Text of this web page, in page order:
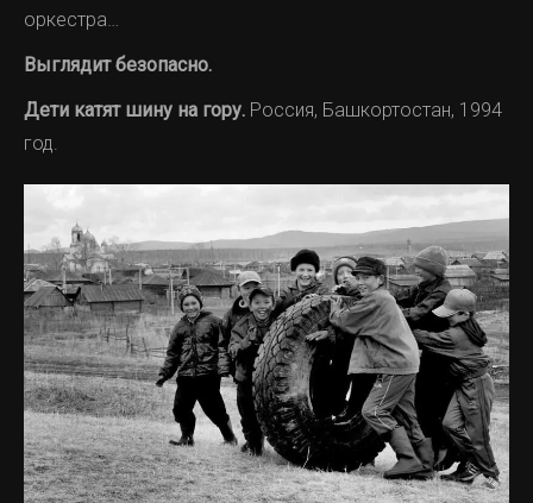
оркестра…
Выглядит безопасно.
Дети катят шину на гору. Россия, Башкортостан, 1994
год.